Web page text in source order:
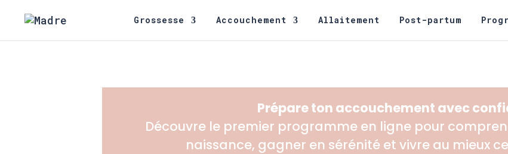
Grossesse Accouchement Allaitement Post-partum
Prépare ton accouchement avec
Découvre le premier programme en ligne pour
naissance, gagner en sérénité et vivre au mieux